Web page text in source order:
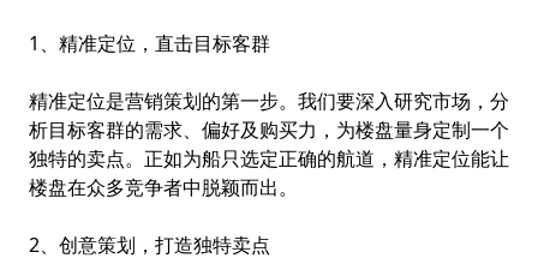
1、精准定位，直击目标客群
精准定位是营销策划的第一步。我们要深入研究市场，分
析目标客群的需求、偏好及购买力，为楼盘量身定制一个
独特的卖点。正如为船只选定正确的航道，精准定位能让
楼盘在众多竞争者中脱颖而出。
2、创意策划，打造独特卖点